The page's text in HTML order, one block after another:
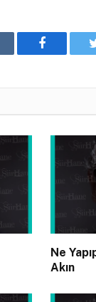
VKontakteFacebook
Ne
Akın